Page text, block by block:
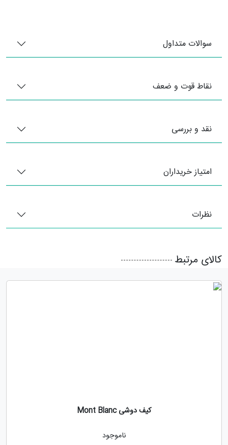
سوالات متداول
نقاط قوت و ضعف
نقد و بررسی
امتیاز خریداران
نظرات
کالای مرتبط
کیف دوشی Mont Blanc
ناموجود